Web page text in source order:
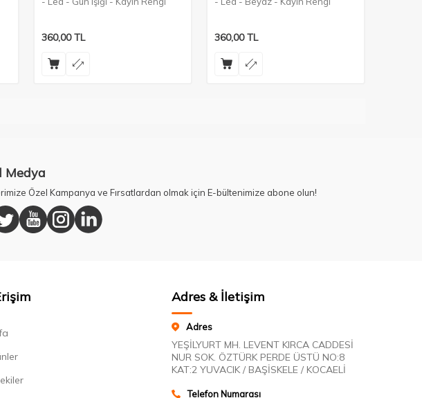
360,00TL 360,00TL
Medya
Özel Kampanya ve Fırsatlardan olmak için E-bültenimize abone olun!
Adres & İletişim
Adres
YEŞİLYURT MH. LEVENT KIRCA CADDESİ
NUR SOK. ÖZTÜRK PERDE ÜSTÜ NO:8
KAT:2 YUVACIK / BAŞİSKELE / KOCAELİ
Telefon Numarası